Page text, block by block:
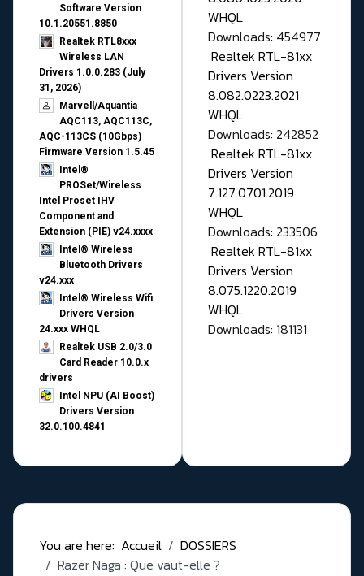
Software Version
10.1.20551.8850
Realtek RTL8xxx
Wireless LAN
Drivers 1.0.0.283 (July
31, 2026)
Marvell/Aquantia
AQC113, AQC113C,
AQC-113CS (10Gbps)
Firmware Version 1.5.45
Intel®
PROSet/Wireless
Intel Proset IHV
Component and
Extension (PIE) v24.xxxx
Intel® Wireless
Bluetooth Drivers
v24.xxx
Intel® Wireless Wifi
Drivers Version
24.xxx WHQL
Realtek USB 2.0/3.0
Card Reader 10.0.x
drivers
Intel NPU (AI Boost)
Drivers Version
32.0.100.4841
WHQL
Downloads: 454977
Realtek RTL-81xx
Drivers Version
8.082.0223.2021
WHQL
Downloads: 242852
Realtek RTL-81xx
Drivers Version
7.127.0701.2019
WHQL
Downloads: 233506
Realtek RTL-81xx
Drivers Version
8.075.1220.2019
WHQL
Downloads: 181131
You are here: Accueil
DOSSIERS
Razer Naga : Que vaut-elle ?